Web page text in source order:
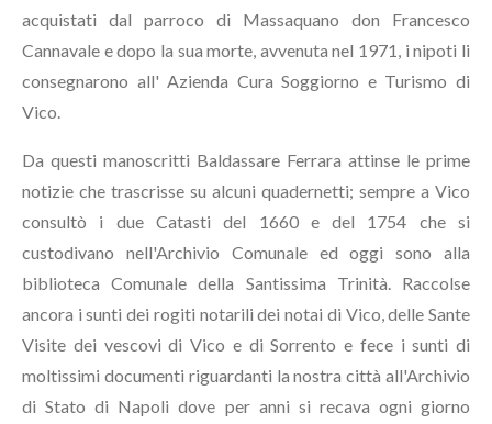
acquistati dal parroco di Massaquano don Francesco
Cannavale e dopo la sua morte, avvenuta nel 1971, i nipoti li
consegnarono all' Azienda Cura Soggiorno e Turismo di
Vico.
Da questi manoscritti Baldassare Ferrara attinse le prime
notizie che trascrisse su alcuni quadernetti; sempre a Vico
consultò i due Catasti del 1660 e del 1754 che si
custodivano nell'Archivio Comunale ed oggi sono alla
biblioteca Comunale della Santissima Trinità. Raccolse
ancora i sunti dei rogiti notarili dei notai di Vico, delle Sante
Visite dei vescovi di Vico e di Sorrento e fece i sunti di
moltissimi documenti riguardanti la nostra città all'Archivio
di Stato di Napoli dove per anni si recava ogni giorno